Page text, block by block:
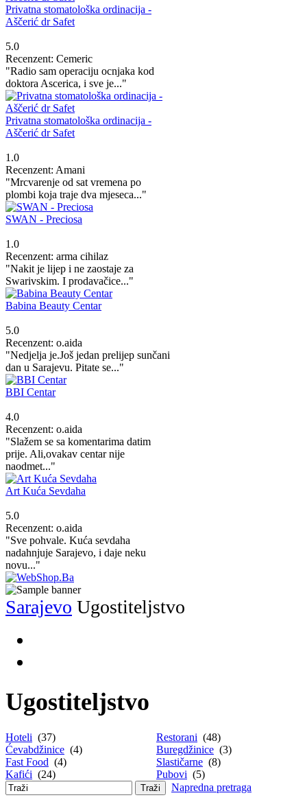
Privatna stomatološka ordinacija -
Aščerić dr Safet
5.0
Recenzent: Cemeric
"Radio sam operaciju ocnjaka kod
doktora Ascerica, i sve je..."
Privatna stomatološka ordinacija -
Aščerić dr Safet
1.0
Recenzent: Amani
"Mrcvarenje od sat vremena po
plombi koja traje dva mjeseca..."
SWAN - Preciosa
1.0
Recenzent: arma cihilaz
"Nakit je lijep i ne zaostaje za
Swarivskim. I prodavačice..."
Babina Beauty Centar
5.0
Recenzent: o.aida
"Nedjelja je.Još jedan prelijep sunčani
dan u Sarajevu. Pitate se..."
BBI Centar
4.0
Recenzent: o.aida
"Slažem se sa komentarima datim
prije. Ali,ovakav centar nije
naodmet..."
Art Kuća Sevdaha
5.0
Recenzent: o.aida
"Sve pohvale. Kuća sevdaha
nadahnjuje Sarajevo, i daje neku
novu..."
Sarajevo Ugostiteljstvo
Ugostiteljstvo
Hoteli (37) Restorani (48)
Ćevabdžinice (4) Buregdžinice (3)
Fast Food (4) Slastičarne (8)
Kafići (24) Pubovi (5)
Traži Napredna pretraga